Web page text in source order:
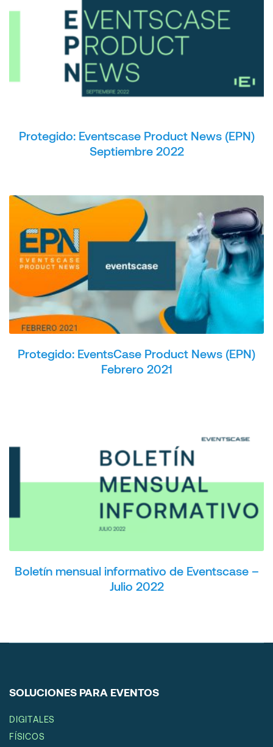
Protegido: Eventscase Product News (EPN)
Septiembre 2022
Protegido: EventsCase Product News (EPN)
Febrero 2021
Boletín mensual informativo de Eventscase –
Julio 2022
SOLUCIONES PARA EVENTOS
DIGITALES
FÍSICOS